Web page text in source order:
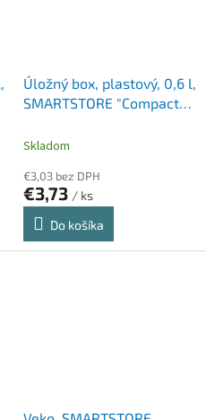
Úložný box, plastový, 0,6 l,
SMARTSTORE "Compact
Skladom
€3,03 bez DPH
€3,73 / ks
Do košíka